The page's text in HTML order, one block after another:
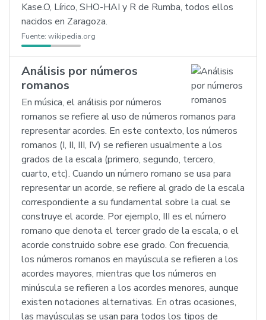
Kase.O, Lírico, SHO-HAI y R de Rumba, todos ellos
nacidos en Zaragoza.
Fuente: wikipedia.org
Análisis por números
romanos
En música, el análisis por números
romanos se refiere al uso de números romanos para
representar acordes. En este contexto, los números
romanos (I, II, III, IV) se refieren usualmente a los
grados de la escala (primero, segundo, tercero,
cuarto, etc). Cuando un número romano se usa para
representar un acorde, se refiere al grado de la escala
correspondiente a su fundamental sobre la cual se
construye el acorde. Por ejemplo, III es el número
romano que denota el tercer grado de la escala, o el
acorde construido sobre ese grado. Con frecuencia,
los números romanos en mayúscula se refieren a los
acordes mayores, mientras que los números en
minúscula se refieren a los acordes menores, aunque
existen notaciones alternativas. En otras ocasiones,
las mayúsculas se usan para todos los tipos de